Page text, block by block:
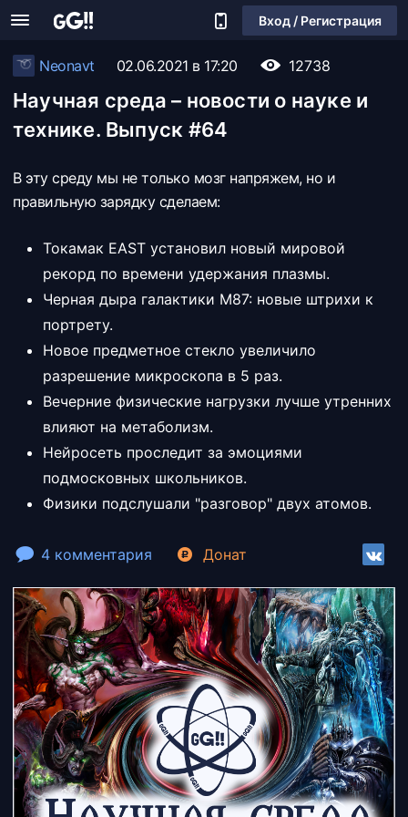
Вход / Регистрация
Neonavt 02.06.2021 в 17:20 12738
Научная среда – новости о науке и
технике. Выпуск #64
В эту среду мы не только мозг напряжем, но и
правильную зарядку сделаем:
Токамак EAST установил новый мировой
рекорд по времени удержания плазмы.
Черная дыра галактики M87: новые штрихи к
портрету.
Новое предметное стекло увеличило
разрешение микроскопа в 5 раз.
Вечерние физические нагрузки лучше утренних
влияют на метаболизм.
Нейросеть проследит за эмоциями
подмосковных школьников.
Физики подслушали "разговор" двух атомов.
4 комментария Донат